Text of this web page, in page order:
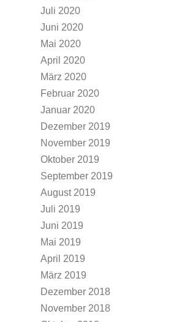
Juli 2020
Juni 2020
Mai 2020
April 2020
März 2020
Februar 2020
Januar 2020
Dezember 2019
November 2019
Oktober 2019
September 2019
August 2019
Juli 2019
Juni 2019
Mai 2019
April 2019
März 2019
Dezember 2018
November 2018